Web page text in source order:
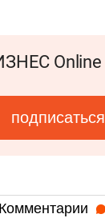
Online
подписаться
Комментарии